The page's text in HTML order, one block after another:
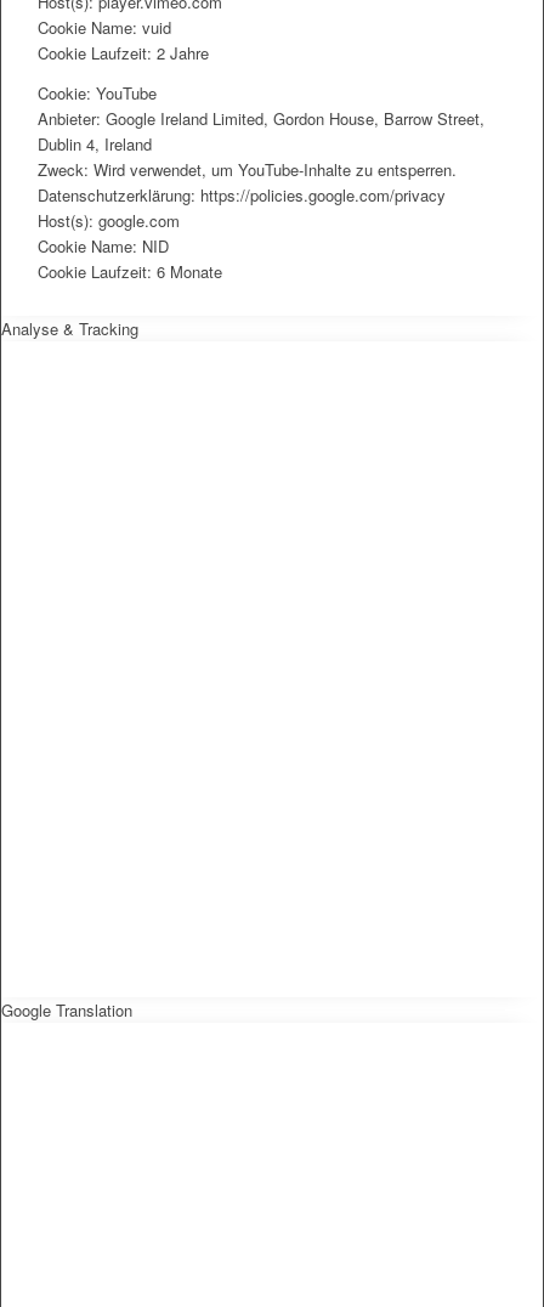
Cookie Name: vuid
Cookie Laufzeit: 2 Jahre
Cookie: YouTube
Anbieter: Google Ireland Limited, Gordon House, Barrow Street,
Dublin 4, Ireland
Zweck: Wird verwendet, um YouTube-Inhalte zu entsperren.
Datenschutzerklärung: https://policies.google.com/privacy
Host(s): google.com
Cookie Name: NID
Cookie Laufzeit: 6 Monate
Analyse & Tracking
Google Translation